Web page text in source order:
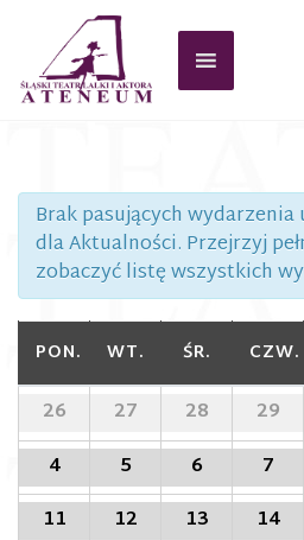
Brak pasujących
dla Aktualności. Przejrzyj
zobaczyć listę wszystkich
Kalendarz
Wydarzenia
Kalendarz
Wydarzenia
PON. WT. ŚR. CZW.
26 27 28 29
4
5 6 7
11
12 13 14